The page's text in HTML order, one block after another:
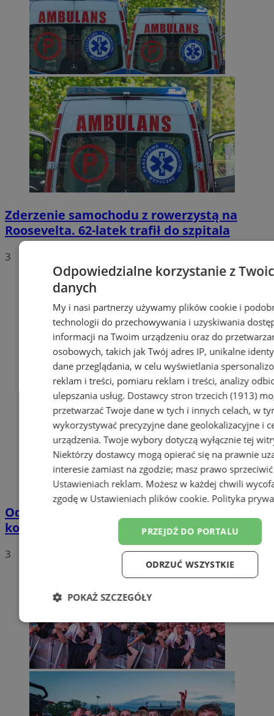
Zderzenie samochodu z rowerzystą na
Roosevelta. 62-latek trafił do szpitala
3
Odór w Zabrzu. Źródłem ma być awaria
kotła w Fortum
3
Odpowiedzialne korzystanie z
danych
My i nasi partnerzy używamy plików cookie i
technologii do przechowywania i uzyskiwania
informacji na Twoim urządzeniu oraz do
osobowych, takich jak Twój adres IP, unikalne
dane przeglądania, w celu wyświetlania
reklam i treści, pomiaru reklam i treści, analizy
ulepszania usług. Dostawcy stron trzecich (1913)
przetwarzać Twoje dane w tych i innych celach, w
wykorzystywać precyzyjne dane geolokalizacyjne i
urządzenia. Twoje wybory dotyczą wyłącznie tej
Niektórzy dostawcy mogą opierać się na prawnie
interesie zamiast na zgodzie; masz prawo
Ustawieniach reklam. Możesz w każdej chwili
zgodę w Ustawieniach plików cookie. Polityka
PRZEJDŹ DO PORTALU
ODRZUĆ WSZYSTKIE
POKAŻ SZCZEGÓŁY
Niezbędne Wydajność Targetowanie
Niesklasyfikowane